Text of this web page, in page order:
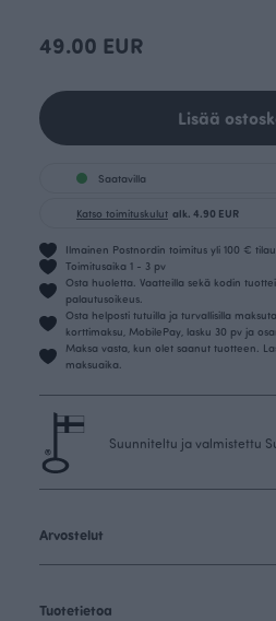
49.00 EUR
Lisää
Saatavilla
Katso toimituskulut alk. 4.90 EUR
Ilmainen Postnordin toimitus yli 100 €
Toimitusaika 1 - 3 pv
Osta huoletta. Vaatteilla sekä kodin
palautusoikeus.
Osta helposti tutuilla ja turvallisilla
korttimaksu, MobilePay, lasku 30 pv ja
Maksa vasta, kun olet saanut tuotteen.
maksuaika.
Suunniteltu ja valmistettu
Arvostelut
Tuotetietoa